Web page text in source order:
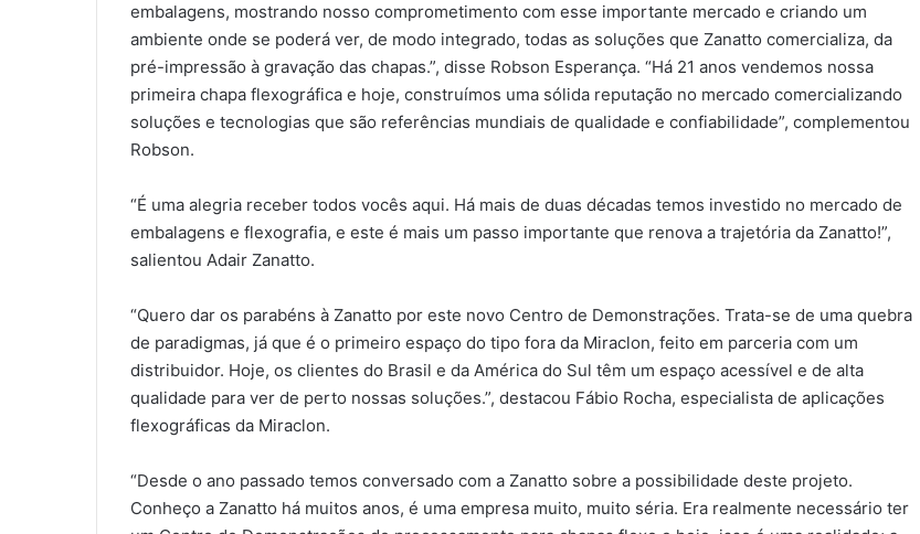
embalagens, mostrando nosso comprometimento com esse importante mercado e criando um
ambiente onde se poderá ver, de modo integrado, todas as soluções que Zanatto comercializa, da
pré-impressão à gravação das chapas.”, disse Robson Esperança. “Há 21 anos vendemos nossa
primeira chapa flexográfica e hoje, construímos uma sólida reputação no mercado comercializando
soluções e tecnologias que são referências mundiais de qualidade e confiabilidade”, complementou
Robson.
“É uma alegria receber todos vocês aqui. Há mais de duas décadas temos investido no mercado de
embalagens e flexografia, e este é mais um passo importante que renova a trajetória da Zanatto!”,
salientou Adair Zanatto.
“Quero dar os parabéns à Zanatto por este novo Centro de Demonstrações. Trata-se de uma quebra
de paradigmas, já que é o primeiro espaço do tipo fora da Miraclon, feito em parceria com um
distribuidor. Hoje, os clientes do Brasil e da América do Sul têm um espaço acessível e de alta
qualidade para ver de perto nossas soluções.”, destacou Fábio Rocha, especialista de aplicações
flexográficas da Miraclon.
“Desde o ano passado temos conversado com a Zanatto sobre a possibilidade deste projeto.
Conheço a Zanatto há muitos anos, é uma empresa muito, muito séria. Era realmente necessário ter